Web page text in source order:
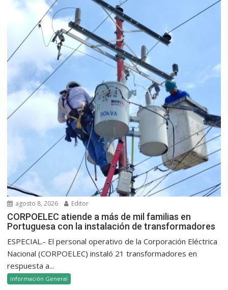
agosto 8, 2026 Editor
CORPOELEC atiende a más de mil familias en
Portuguesa con la instalación de transformadores
ESPECIAL.- El personal operativo de la Corporación Eléctrica
Nacional (CORPOELEC) instaló 21 transformadores en
respuesta a...
Información General